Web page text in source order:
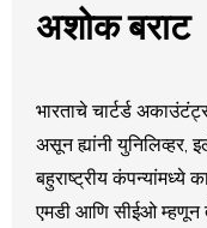
अशोक बराट
भारताचे चार्टर्ड
असून ह्यांनी युनिलिव्हर,
बहुराष्ट्रीय
एमडी आणि सीईओ म्हणून